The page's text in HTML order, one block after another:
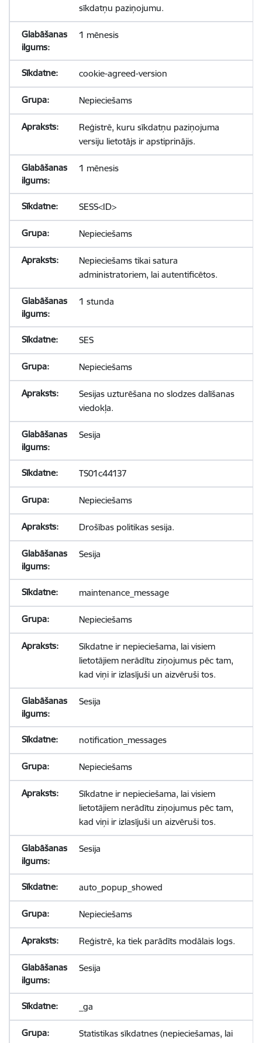
sīkdatņu paziņojumu.
1 mēnesis
cookie-agreed-version
Nepieciešams
Reģistrē, kuru sīkdatņu paziņojuma
versiju lietotājs ir apstiprinājis.
1 mēnesis
SESS<ID>
Nepieciešams
Nepieciešams tikai satura
administratoriem, lai autentificētos.
1 stunda
SES
Nepieciešams
Sesijas uzturēšana no slodzes dalīšanas
viedokļa.
Sesija
TS01c44137
Nepieciešams
Drošības politikas sesija.
Sesija
maintenance_message
Nepieciešams
Sīkdatne ir nepieciešama, lai visiem
lietotājiem nerādītu ziņojumus pēc tam,
kad viņi ir izlasījuši un aizvēruši tos.
Sesija
notification_messages
Nepieciešams
Sīkdatne ir nepieciešama, lai visiem
lietotājiem nerādītu ziņojumus pēc tam,
kad viņi ir izlasījuši un aizvēruši tos.
Sesija
auto_popup_showed
Nepieciešams
Reģistrē, ka tiek parādīts modālais logs.
Sesija
_ga
Statistikas sīkdatnes (nepieciešamas, lai